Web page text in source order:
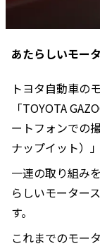
あたらしいモー
トヨタ自動車の
「TOYOTA
ートフォンでの
ナップイット）
一連の取り組み
らしいモーター
す。
これまでのモー